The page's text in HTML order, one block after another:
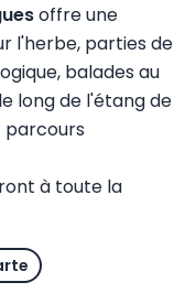
offre une
l'herbe, parties de
balades au
long de l'étang de
parcours
à toute la